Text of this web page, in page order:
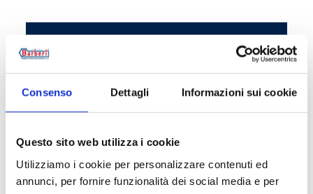
Consenso Dettagli Informazioni sui cookie
Questo sito web utilizza i cookie
Utilizziamo i cookie per personalizzare contenuti ed
annunci, per fornire funzionalità dei social media e per
Size
Description